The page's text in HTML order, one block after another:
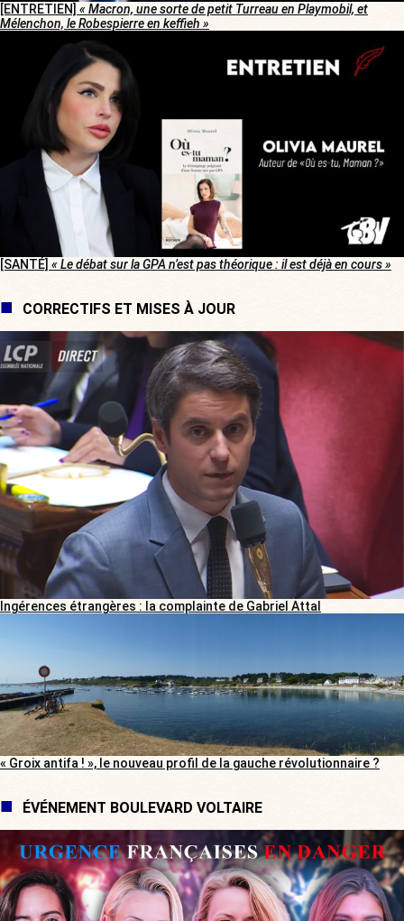
[ENTRETIEN] « Macron, une sorte de petit Turreau en Playmobil, et
Mélenchon, le Robespierre en keffieh »
[SANTÉ] « Le débat sur la GPA n’est pas théorique : il est déjà en cours »
CORRECTIFS ET MISES À JOUR
Ingérences étrangères : la complainte de Gabriel Attal
« Groix antifa ! », le nouveau profil de la gauche révolutionnaire ?
ÉVÉNEMENT BOULEVARD VOLTAIRE